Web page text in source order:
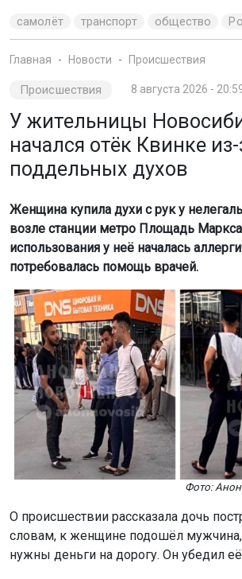
самолёт транспорт общество
Главная Новости Происшествия
Происшествия 8 августа 2026 -
У жительницы
начался отёк Квинке из-
поддельных духов
Женщина купила духи с рук у
возле станции метро Площадь
использования у неё началась
потребовалась помощь врачей.
Фото:
О происшествии рассказала дочь
словам, к женщине подошёл мужчина,
нужны деньги на дорогу. Он убедил её